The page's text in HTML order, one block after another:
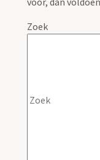
Zoek